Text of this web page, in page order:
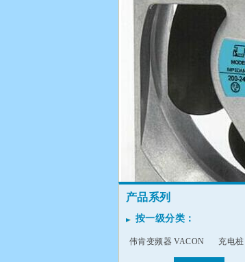
产品系列
按一级分类：
伟肯变频器 VACON 充电桩